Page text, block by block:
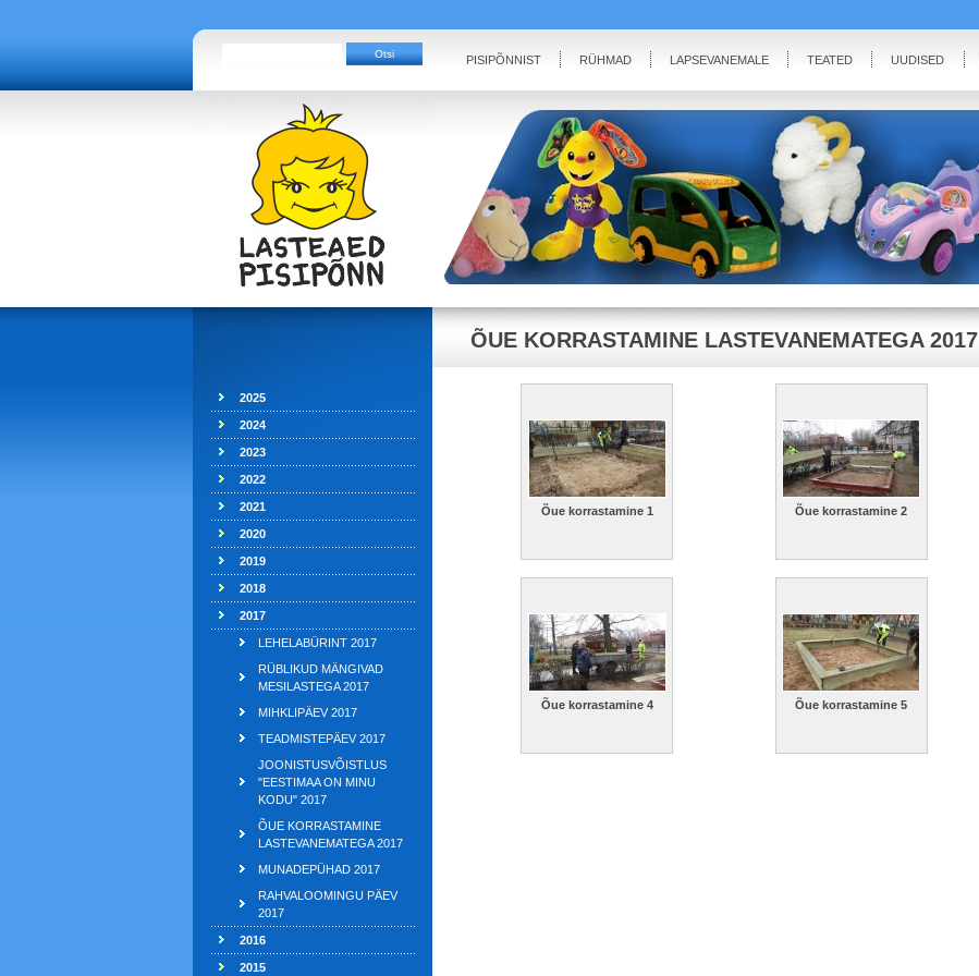
PISIPÕNNIST RÜHMAD LAPSEVANEMALE TEATED UUDISED
2025
2024
2023
2022
2021
2020
2019
2018
2017
LEHELABÜRINT 2017
RÜBLIKUD MÄNGIVAD
MESILASTEGA 2017
MIHKLIPÄEV 2017
TEADMISTEPÄEV 2017
JOONISTUSVÕISTLUS
"EESTIMAA ON MINU
KODU" 2017
ÕUE KORRASTAMINE
LASTEVANEMATEGA 2017
MUNADEPÜHAD 2017
RAHVALOOMINGU PÄEV
2017
2016
2015
ÕUE KORRASTAMINE LASTEVANEMATEGA 2017
Õue korrastamine 1 Õue korrastamine 2
Õue korrastamine 4 Õue korrastamine 5